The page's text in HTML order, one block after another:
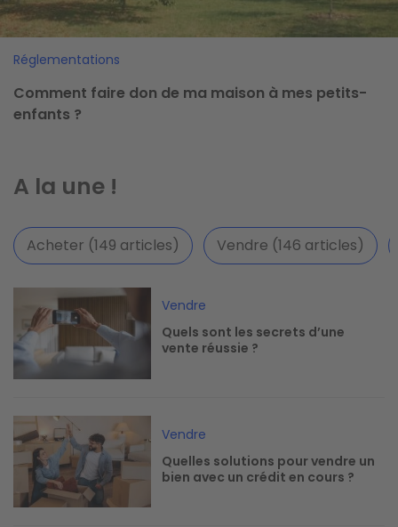
Réglementations
Comment faire don de ma maison à mes petits-
enfants ?
A la une !
Acheter (149 articles) Vendre (146 articles)
Vendre
Quels sont les secrets d’une
vente réussie ?
Image
Vendre
Quelles solutions pour vendre un
bien avec un crédit en cours ?